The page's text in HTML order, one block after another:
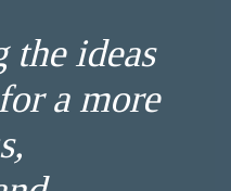
the ideas
a more